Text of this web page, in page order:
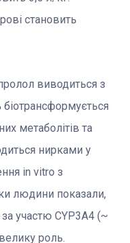
становить
виводиться з
метаболітів та
нирками у
in vitro з
людини показали,
участю CYP3A4 (~
роль.